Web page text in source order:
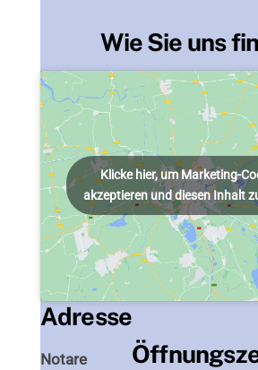
Wie Sie uns
Klicke hier, um Marketing-
akzeptieren und diesen Inhalt
Adresse
Notare